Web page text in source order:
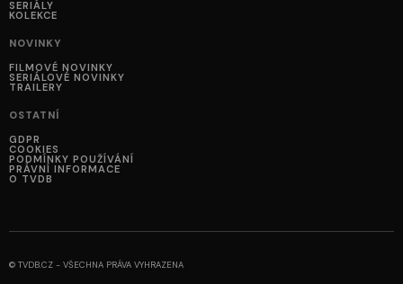
SERIÁLY
KOLEKCE
NOVINKY
FILMOVÉ NOVINKY
SERIÁLOVÉ NOVINKY
TRAILERY
OSTATNÍ
GDPR
COOKIES
PODMÍNKY POUŽÍVÁNÍ
PRÁVNÍ INFORMACE
O TVDB
© TVDB.CZ - VŠECHNA PRÁVA VYHRAZENA